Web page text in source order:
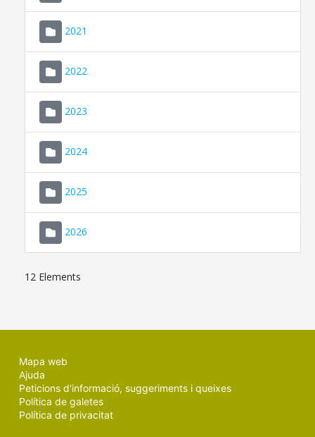
2021
2022
2023
2024
2025
2026
12 Elements
Mapa web
Ajuda
Peticions d'informació, suggeriments i queixes
Política de galetes
Política de privacitat